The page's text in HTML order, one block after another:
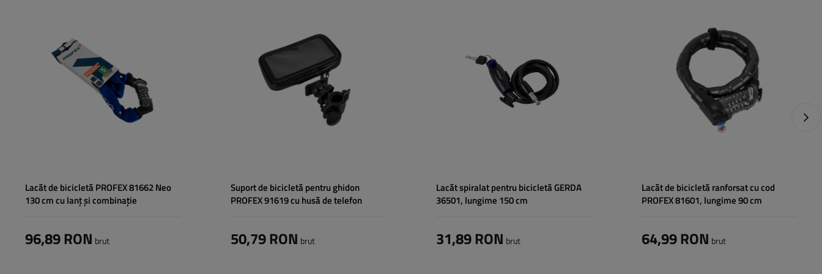
Lacăt de bicicletă PROFEX 81662 Neo
130 cm cu lanț și combinație
96,89 RON brut
Suport de bicicletă pentru ghidon
PROFEX 91619 cu husă de telefon
50,79 RON brut
Lacăt spiralat pentru bicicletă GERDA
36501, lungime 150 cm
31,89 RON brut
Lacăt de bicicletă ranforsat cu cod
PROFEX 81601, lungime 90 cm
64,99 RON brut